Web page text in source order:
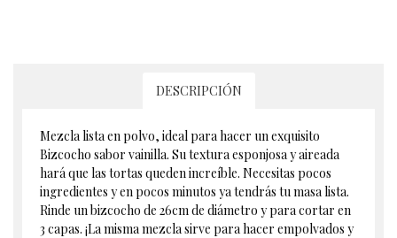
DESCRIPCIÓN
Mezcla lista en polvo, ideal para hacer un exquisito
Bizcocho sabor vainilla. Su textura esponjosa y aireada
hará que las tortas queden increíble. Necesitas pocos
ingredientes y en pocos minutos ya tendrás tu masa lista.
Rinde un bizcocho de 26cm de diámetro y para cortar en
3 capas. ¡La misma mezcla sirve para hacer empolvados y